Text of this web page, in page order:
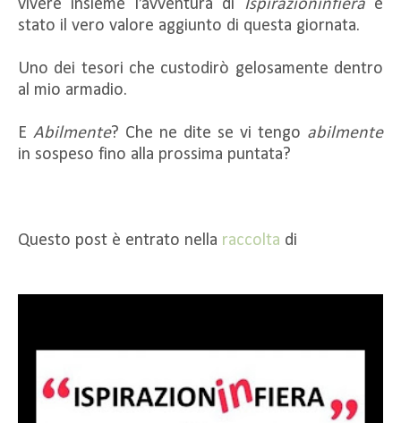
vivere insieme l’avventura di Ispirazioninfieraè
stato il vero valore aggiunto di questa giornata.
Uno dei tesori che custodirò gelosamente dentro
al mio armadio.
E Abilmente? Che ne dite se vi tengo abilmente
in sospeso fino alla prossima puntata?
Questo post è entrato nella raccolta di